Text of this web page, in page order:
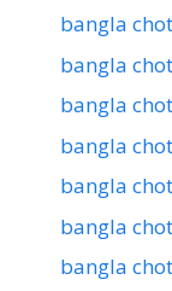
bangla
bangla
bangla
bangla
bangla
bangla
bangla